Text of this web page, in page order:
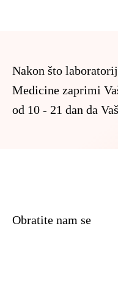
Nakon što
Medicine zaprimi
od 10 - 21 dan da
Obratite nam se